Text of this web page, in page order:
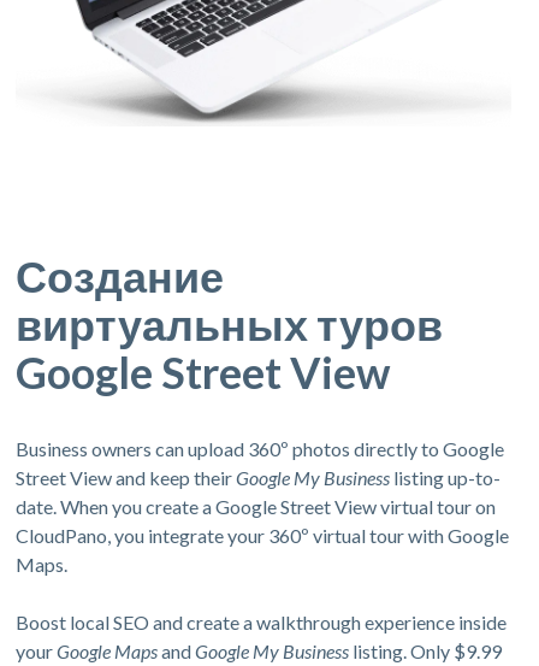
Создание
виртуальных туров
Google Street View
Business owners can upload 360º photos directly to Google
Street View and keep theirGoogle My Business listing up-to-
date. When you create a Google Street View virtual tour on
CloudPano, you integrate your 360º virtual tour with Google
Maps.
Boost local SEO and create a walkthrough experience inside
yourGoogle MapsandGoogle My Business listing. Only $9.99